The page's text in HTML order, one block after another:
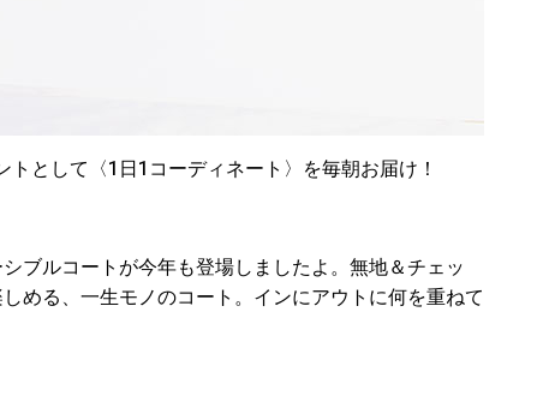
トとして〈1日1コーディネート〉を毎朝お届け！
ブルコートが今年も登場しましたよ。無地＆チェッ
める、一生モノのコート。インにアウトに何を重ねて